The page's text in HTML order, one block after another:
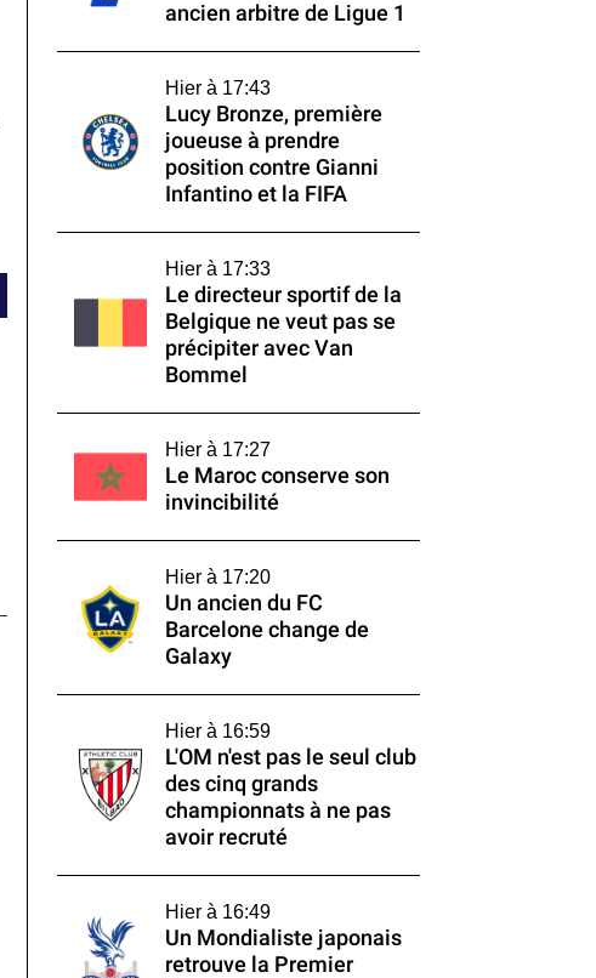
ancien arbitre de Ligue 1
Hier à 17:43
Lucy Bronze, première
joueuse à prendre
position contre Gianni
Infantino et la FIFA
Hier à 17:33
Le directeur sportif de la
Belgique ne veut pas se
précipiter avec Van
Bommel
Hier à 17:27
Le Maroc conserve son
invincibilité
Hier à 17:20
Un ancien du FC
Barcelone change de
Galaxy
Hier à 16:59
L'OM n'est pas le seul club
des cinq grands
championnats à ne pas
avoir recruté
Hier à 16:49
Un Mondialiste japonais
retrouve la Premier